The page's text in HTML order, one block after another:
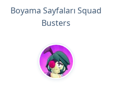
Boyama Sayfaları Squad
Busters